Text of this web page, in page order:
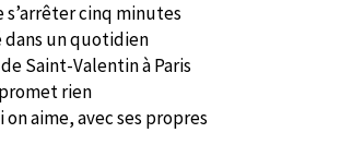
cinq minutes
dans un quotidien
Saint-Valentin à Paris
rien
aime, avec ses propres